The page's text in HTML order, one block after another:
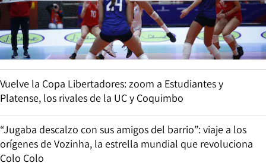
Vuelve la Copa Libertadores: zoom a Estudiantes y
Platense, los rivales de la UC y Coquimbo
“Jugaba descalzo con sus amigos del barrio”: viaje a los
orígenes de Vozinha, la estrella mundial que revoluciona
Colo Colo